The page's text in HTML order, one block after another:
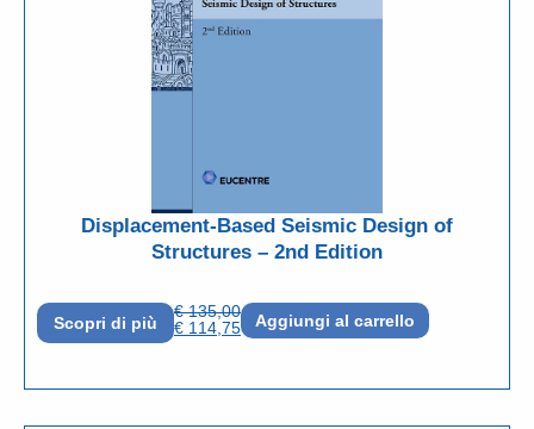
Displacement-Based Seismic Design of
Structures – 2nd Edition
Scopri di più
€135,00
€ 114,75 Aggiungi al carrello